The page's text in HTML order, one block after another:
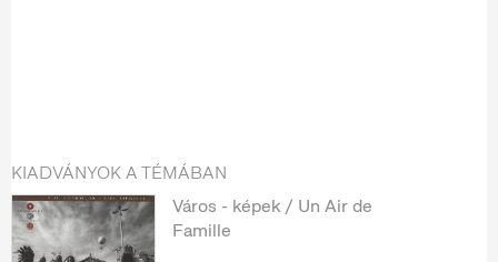
KIADVÁNYOK A TÉMÁBAN
Város - képek / Un Air de
Famille